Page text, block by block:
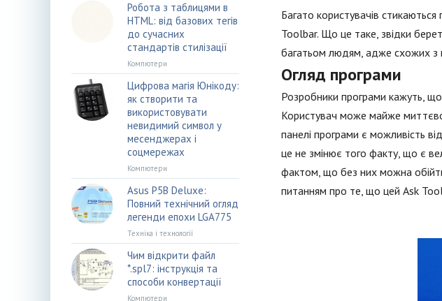
Багато користувачів
Toolbar. Що це таке, звідки
багатьом людям, адже схожих з
Огляд програми
Розробники програми кажуть,
Користувач може майже миттєво
панелі програми є можливість
це не змінює того факту, що є
фактом, що без них можна
питанням про те, що цей Ask
Робота з таблицями в
HTML: від базових тегів
до сучасних
стандартів стилізації
Компютери
Цифрова магія Юнікоду:
як створити та
використовувати
невидимий символ у
месенджерах і
соцмережах
Компютери
Asus P5B Deluxe:
Повний технічний огляд
легенди епохи LGA775
Техніка і технології
Чим відкрити файл
*.spl7: інструкція та
способи конвертації
Компютери